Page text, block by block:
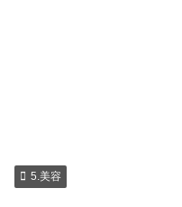
5.美容